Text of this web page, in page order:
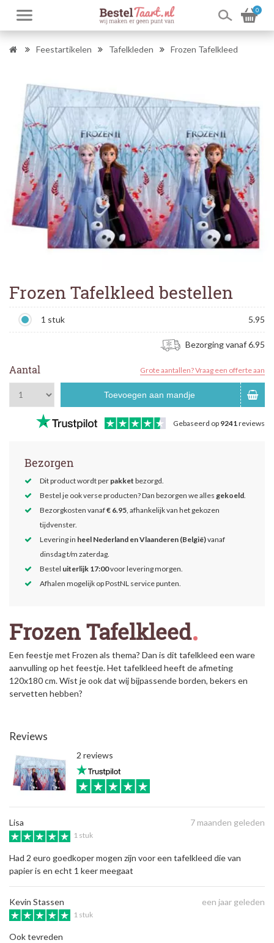
0
Feestartikelen Tafelkleden Frozen Tafelkleed
Frozen Tafelkleed bestellen
1 stuk 5.95
Bezorging vanaf 6.95
Aantal Grote aantallen? Vraag een offerte aan
Toevoegen aan mandje
Gebaseerd op 9241reviews
Bezorgen
Dit product wordt per pakket bezorgd.
Bestel je ook verse producten? Dan bezorgen we alles gekoeld.
Bezorgkosten vanaf€ 6.95, afhankelijk van het gekozen
tijdvenster.
Levering in heel Nederland en Vlaanderen (België)vanaf
dinsdag t/m zaterdag.
Bestel uiterlijk 17:00voor levering morgen.
Afhalen mogelijk op PostNL service punten.
Frozen Tafelkleed
Een feestje met Frozen als thema? Dan is dit tafelkleed een ware
aanvulling op het feestje. Het tafelkleed heeft de afmeting
120x180 cm. Wist je ook dat wij bijpassende borden, bekers en
servetten hebben?
Reviews
2 reviews
Lisa 7 maanden geleden
1 stuk
Had 2 euro goedkoper mogen zijn voor een tafelkleed die van
papier is en echt 1 keer meegaat
Kevin Stassen een jaar geleden
1 stuk
Ook tevreden